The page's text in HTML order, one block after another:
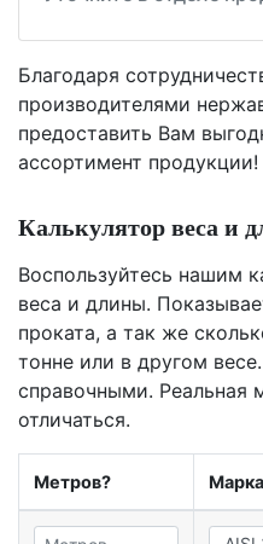
Благодаря
производителями
предоставить Вам
ассортимент продукции!
Калькулятор веса и
Воспользуйтесь нашим
веса и длины.
проката, а так же
тонне или в другом
справочными. Реальная
отличаться.
Метров?